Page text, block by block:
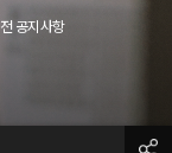
공지사항